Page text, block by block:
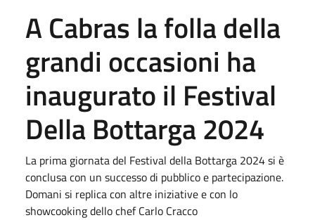
A Cabras la folla della
grandi occasioni ha
inaugurato il Festival
Della Bottarga 2024
La prima giornata del Festival della Bottarga 2024 si è
conclusa con un successo di pubblico e partecipazione.
Domani si replica con altre iniziative e con lo
showcooking dello chef Carlo Cracco